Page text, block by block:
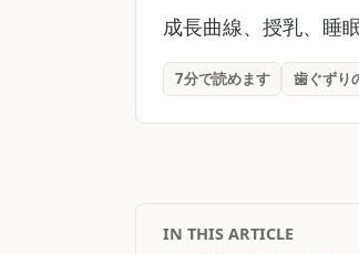
成長曲線、授乳、睡
7分で読めます 歯ぐずり
IN THIS ARTICLE